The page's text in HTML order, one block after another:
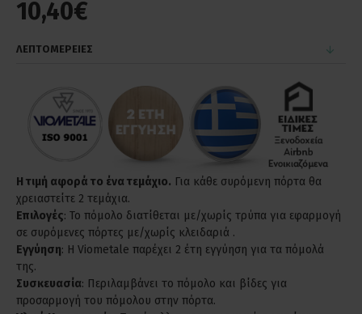
10,40€
ΛΕΠΤΟΜΕΡΕΙΕΣ
Η τιμή αφορά το ένα τεμάχιο. Για κάθε συρόμενη πόρτα θα
χρειαστείτε 2 τεμάχια.
Επιλογές: Το πόμολο διατίθεται με/χωρίς τρύπα για εφαρμογή
σε συρόμενες πόρτες με/χωρίς κλειδαριά .
Εγγύηση: Η Viometale παρέχει 2 έτη εγγύηση για τα πόμολά
της.
Συσκευασία: Περιλαμβάνει το πόμολο και βίδες για
προσαρμογή του πόμολου στην πόρτα.